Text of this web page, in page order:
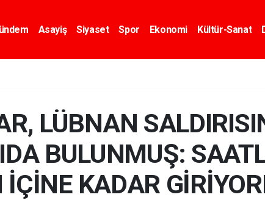
Asayiş Siyaset Spor Ekonomi Kültür-Sanat
LÜBNAN
BULUNMUŞ:
KADAR